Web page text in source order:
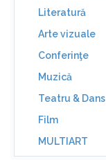
Literatură
Arte vizuale
Conferinţe
Muzică
Teatru & Dans
Film
MULTIART